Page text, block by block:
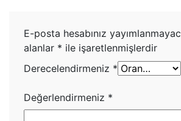
E-posta hesabınız
alanlar * ile işaretlenmişlerdir
Derecelendirmeniz *
Değerlendirmeniz *